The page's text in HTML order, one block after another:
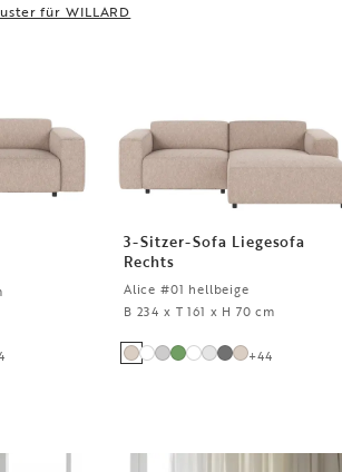
für WILLARD
3-Sitzer-Sofa Liegesofa
Rechts
Alice #01 hellbeige
B 234 x T 161 x H 70 cm
+44